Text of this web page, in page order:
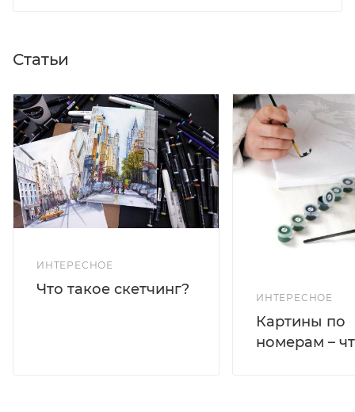
Статьи
ИНТЕРЕСНОЕ
Что такое скетчинг?
ИНТЕРЕСНОЕ
Картины по
номерам –